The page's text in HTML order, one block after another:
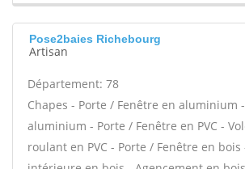
Pose2baies Richebourg
Artisan
Département: 78
Chapes - Porte / Fenêtre en aluminium
aluminium - Porte / Fenêtre en PVC -
roulant en PVC - Porte / Fenêtre en bois